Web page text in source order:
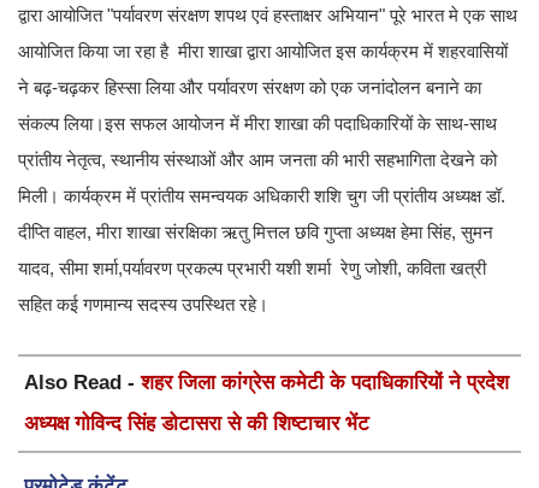
द्वारा आयोजित "पर्यावरण संरक्षण शपथ एवं हस्ताक्षर अभियान" पूरे भारत मे एक साथ
आयोजित किया जा रहा है मीरा शाखा द्वारा आयोजित इस कार्यक्रम में शहरवासियों
ने बढ़-चढ़कर हिस्सा लिया और पर्यावरण संरक्षण को एक जनांदोलन बनाने का
संकल्प लिया।इस सफल आयोजन में मीरा शाखा की पदाधिकारियों के साथ-साथ
प्रांतीय नेतृत्व, स्थानीय संस्थाओं और आम जनता की भारी सहभागिता देखने को
मिली। कार्यक्रम में प्रांतीय समन्वयक अधिकारी शशि चुग जी प्रांतीय अध्यक्ष डॉ.
दीप्ति वाहल, मीरा शाखा संरक्षिका ऋतु मित्तल छवि गुप्ता अध्यक्ष हेमा सिंह, सुमन
यादव, सीमा शर्मा,पर्यावरण प्रकल्प प्रभारी यशी शर्मा रेणु जोशी, कविता खत्री
सहित कई गणमान्य सदस्य उपस्थित रहे।
Also Read -शहर जिला कांग्रेस कमेटी के पदाधिकारियों ने प्रदेश
अध्यक्ष गोविन्द सिंह डोटासरा से की शिष्टाचार भेंट